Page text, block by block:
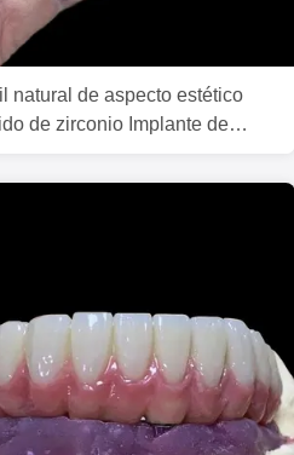
natural de aspecto estético
de zirconio Implante de